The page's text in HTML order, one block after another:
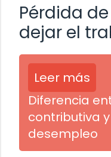
Pérdida
dejar el
Leer más
Diferencia
contributiva
desempleo